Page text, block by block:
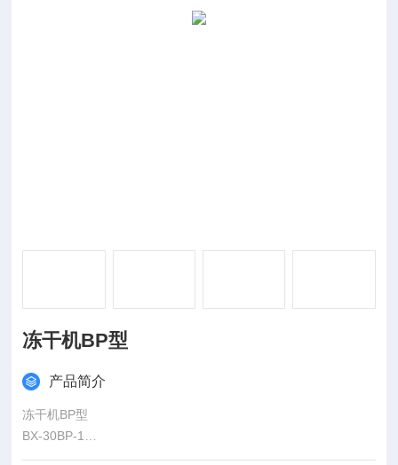
冻干机BP型
产品简介
冻干机BP型
BX-30BP-1
技术优势Technical advantages